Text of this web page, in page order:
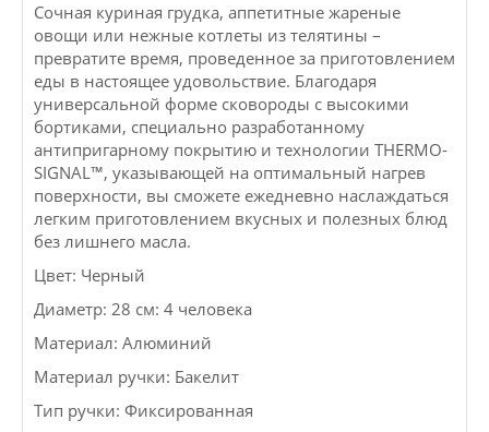
Сочная куриная грудка, аппетитные жареные
овощи или нежные котлеты из телятины –
превратите время, проведенное за приготовлением
еды в настоящее удовольствие. Благодаря
универсальной форме сковороды с высокими
бортиками, специально разработанному
антипригарному покрытию и технологии THERMO-
SIGNAL™, указывающей на оптимальный нагрев
поверхности, вы сможете ежедневно наслаждаться
легким приготовлением вкусных и полезных блюд
без лишнего масла.
Цвет: Черный
Диаметр: 28 см: 4 человека
Материал: Алюминий
Материал ручки: Бакелит
Тип ручки: Фиксированная